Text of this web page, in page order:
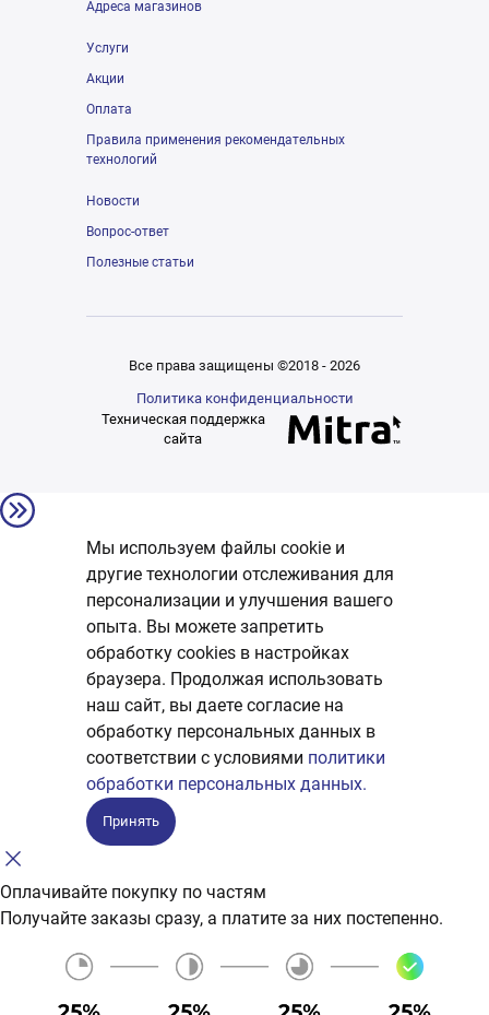
Адреса магазинов
Услуги
Акции
Оплата
Правила применения рекомендательных
технологий
Новости
Вопрос-ответ
Полезные статьи
Все права защищены ©2018 - 2026
Политика конфиденциальности
Техническая поддержка
сайта
Мы используем файлы cookie и
другие технологии отслеживания для
персонализации и улучшения вашего
опыта. Вы можете запретить
обработку сookies в настройках
браузера. Продолжая использовать
наш сайт, вы даете согласие на
обработку персональных данных в
соответствии с условиями политики
обработки персональных данных.
Принять
Оплачивайте покупку по частям
Получайте заказы сразу, а платите за них постепенно.